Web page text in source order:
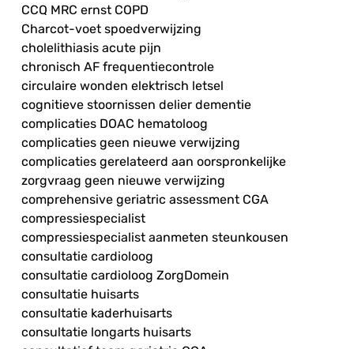
CCQ MRC ernst COPD
Charcot-voet spoedverwijzing
cholelithiasis acute pijn
chronisch AF frequentiecontrole
circulaire wonden elektrisch letsel
cognitieve stoornissen delier dementie
complicaties DOAC hematoloog
complicaties geen nieuwe verwijzing
complicaties gerelateerd aan oorspronkelijke
zorgvraag geen nieuwe verwijzing
comprehensive geriatric assessment CGA
compressiespecialist
compressiespecialist aanmeten steunkousen
consultatie cardioloog
consultatie cardioloog ZorgDomein
consultatie huisarts
consultatie kaderhuisarts
consultatie longarts huisarts